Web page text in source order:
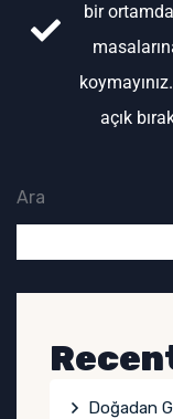
bir
açık
Ara
Doğadan